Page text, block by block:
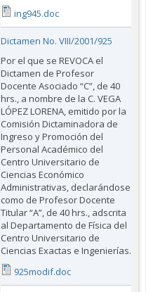
ing945.doc
Dictamen No. VIII/2001/925
Por el que se REVOCA el
Dictamen de Profesor
Docente Asociado “C”, de 40
hrs., a nombre de la C. VEGA
LÓPEZ LORENA, emitido por la
Comisión Dictaminadora de
Ingreso y Promoción del
Personal Académico del
Centro Universitario de
Ciencias Económico
Administrativas, declarándose
como de Profesor Docente
Titular “A”, de 40 hrs., adscrita
al Departamento de Física del
Centro Universitario de
Ciencias Exactas e Ingenierías.
925modif.doc